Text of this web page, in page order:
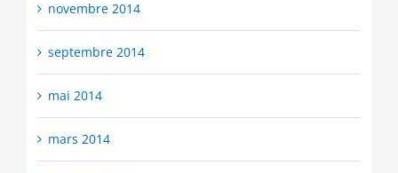
novembre 2014
septembre 2014
mai 2014
mars 2014